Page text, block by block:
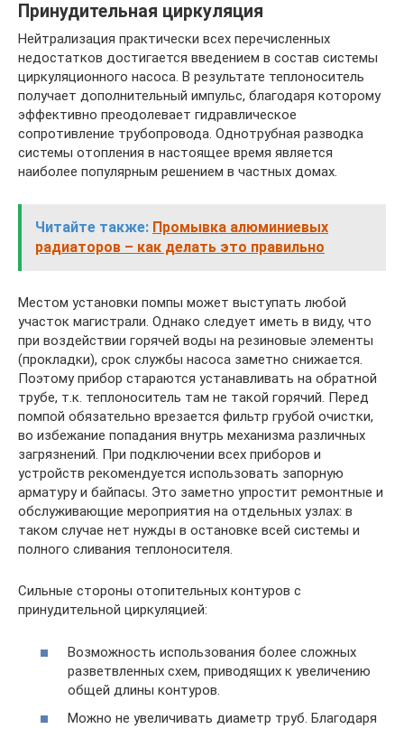
Принудительная циркуляция
Нейтрализация практически всех перечисленных
недостатков достигается введением в состав системы
циркуляционного насоса. В результате теплоноситель
получает дополнительный импульс, благодаря которому
эффективно преодолевает гидравлическое
сопротивление трубопровода. Однотрубная разводка
системы отопления в настоящее время является
наиболее популярным решением в частных домах.
Читайте также: Промывка алюминиевых
радиаторов – как делать это правильно
Местом установки помпы может выступать любой
участок магистрали. Однако следует иметь в виду, что
при воздействии горячей воды на резиновые элементы
(прокладки), срок службы насоса заметно снижается.
Поэтому прибор стараются устанавливать на обратной
трубе, т.к. теплоноситель там не такой горячий. Перед
помпой обязательно врезается фильтр грубой очистки,
во избежание попадания внутрь механизма различных
загрязнений. При подключении всех приборов и
устройств рекомендуется использовать запорную
арматуру и байпасы. Это заметно упростит ремонтные и
обслуживающие мероприятия на отдельных узлах: в
таком случае нет нужды в остановке всей системы и
полного сливания теплоносителя.
Сильные стороны отопительных контуров с
принудительной циркуляцией:
Возможность использования более сложных
разветвленных схем, приводящих к увеличению
общей длины контуров.
Можно не увеличивать диаметр труб. Благодаря